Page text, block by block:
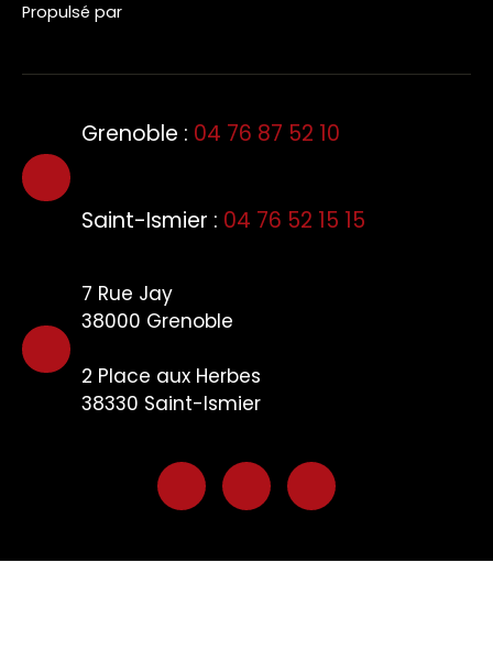
Propulsé par
Grenoble : 04 76 87 52 10
Saint-Ismier : 04 76 52 15 15
7 Rue Jay
38000 Grenoble
2 Place aux Herbes
38330 Saint-Ismier